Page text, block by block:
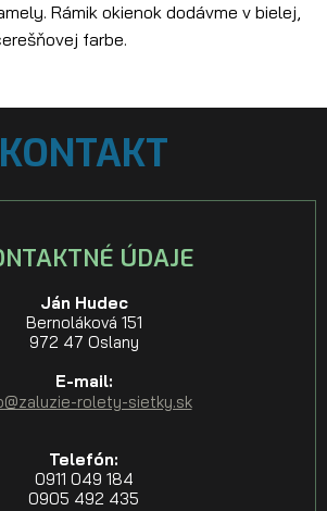
Rámik okienok dodávme v bielej,
farbe.
KONTAKT
ÚDAJE
Ján Hudec
Bernoláková 151
972 47 Oslany
E-mail:
rolety-sietky.sk
Telefón:
0911 049 184
0905 492 435